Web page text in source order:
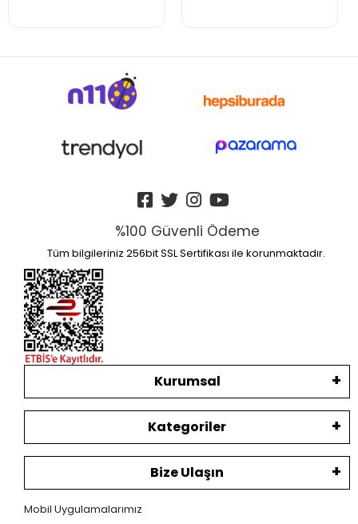
%100 Güvenli Ödeme
Tüm bilgileriniz 256bit SSL Sertifikası ile korunmaktadır.
Kurumsal
Kategoriler
Bize Ulaşın
Mobil Uygulamalarımız